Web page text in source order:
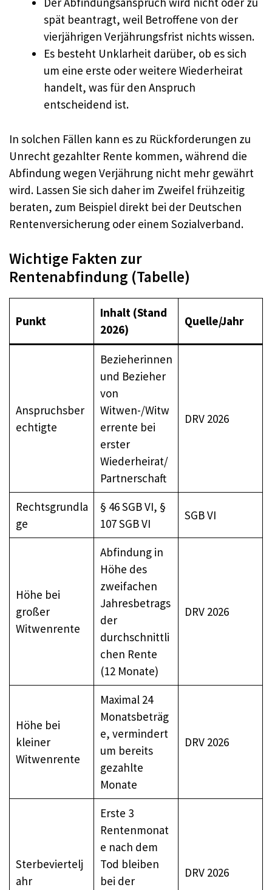
spät beantragt, weil Betroffene von der
vierjährigen Verjährungsfrist nichts wissen.
Es besteht Unklarheit darüber, ob es sich
um eine erste oder weitere Wiederheirat
handelt, was für den Anspruch
entscheidend ist.
In solchen Fällen kann es zu Rückforderungen zu
Unrecht gezahlter Rente kommen, während die
Abfindung wegen Verjährung nicht mehr gewährt
wird. Lassen Sie sich daher im Zweifel frühzeitig
beraten, zum Beispiel direkt bei der Deutschen
Rentenversicherung oder einem Sozialverband.
Wichtige Fakten zur
Rentenabfindung (Tabelle)
Punkt
Inhalt (Stand
2026)
Quelle/Jahr
Anspruchsber
echtigte
Bezieherinnen
und Bezieher
von
Witwen-/Witw
errente bei
erster
Wiederheirat/
Partnerschaft
DRV 2026
Rechtsgrundla
ge
§ 46 SGB VI, §
107 SGB VI
SGB VI
Höhe bei
großer
Witwenrente
Abfindung in
Höhe des
zweifachen
Jahresbetrags
der
durchschnittli
chen Rente
(12 Monate)
DRV 2026
Höhe bei
kleiner
Witwenrente
Maximal 24
Monatsbeträg
e, vermindert
um bereits
gezahlte
Monate
DRV 2026
Sterbeviertelj
ahr
Erste 3
Rentenmonat
e nach dem
Tod bleiben
bei der
DRV 2026